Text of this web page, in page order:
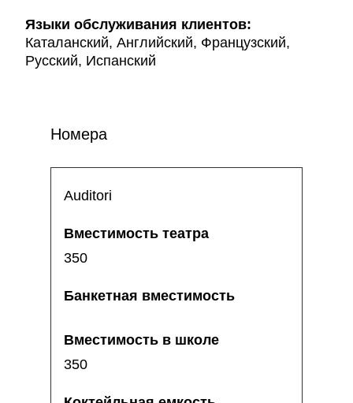
Языки обслуживания клиентов:
Каталанский, Английский, Французский,
Русский, Испанский
Номера
Auditori
350
350